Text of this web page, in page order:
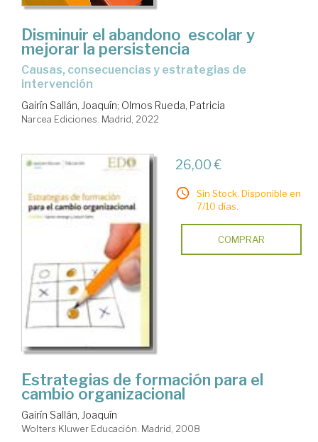
Disminuir el abandono escolar y
mejorar la persistencia
causas, consecuencias y estrategias de
intervención
Gairín Sallán, Joaquín; Olmos Rueda, Patricia
Narcea Ediciones. Madrid, 2022
26,00 €
Sin Stock. Disponible en
7/10 días.
COMPRAR
Estrategias de formación para el
cambio organizacional
Gairín Sallán, Joaquín
Wolters Kluwer Educación. Madrid, 2008